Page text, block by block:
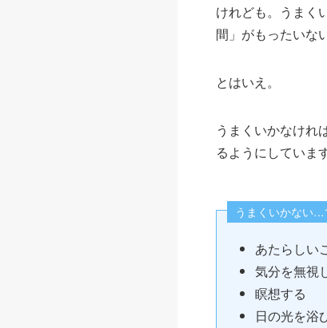
けれども。うまく
間」がもったいな
とはいえ。
うまくいかなけれ
るようにしていま
うまくいかない…
あたらしい
気分を無視
瞑想する
日の光を浴